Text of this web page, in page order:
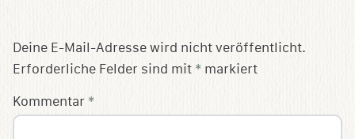
Deine E-Mail-Adresse wird nicht veröffentlicht.
Erforderliche Felder sind mit * markiert
Kommentar *